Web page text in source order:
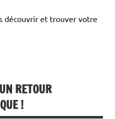
découvrir et trouver votre
RETOUR
!